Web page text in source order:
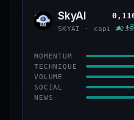
VAR. 7 J
VS ATH
−46,4 %
CONFIANCE
SKYA SkyAI
SKYAI · capi #235
▲
MOMENTUM
TECHNIQUE
VOLUME
SOCIAL
NEWS